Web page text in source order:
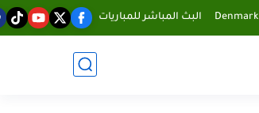
Denmark البث المباشر للمباريات